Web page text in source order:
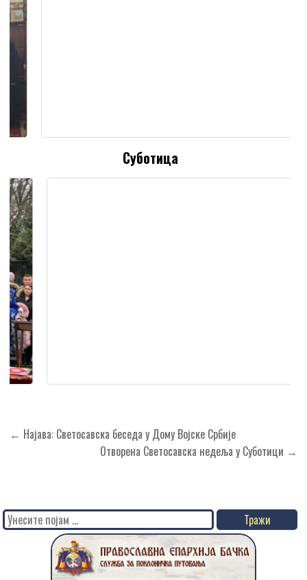
Суботица
Кретање
← Најава: Светосавска беседа у Дому Војске Србије
Отворена Светосавска недеља у Суботици →
Search
for: